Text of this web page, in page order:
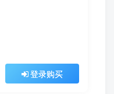
登录购买